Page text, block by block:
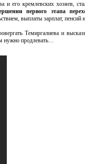
и его кремлевских хозяев,
первого этапа
выплаты зарплат, пенсий
Темиргалиева и
нужно продлевать…